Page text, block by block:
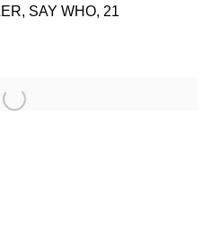
SAY WHO, 21
following image in a popup: